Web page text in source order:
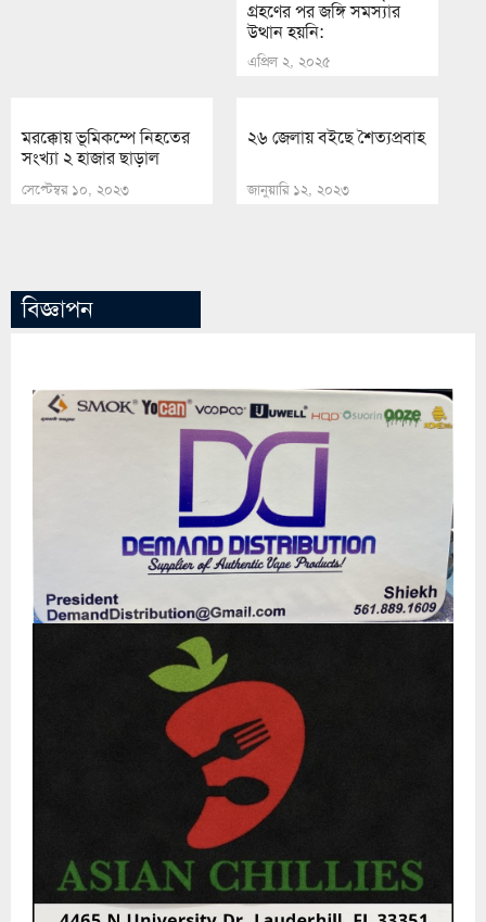
গ্রহণের পর জঙ্গি সমস্যার
উত্থান হয়নি:
এপ্রিল ২, ২০২৫
মরক্কোয় ভূমিকম্পে নিহতের
সংখ্যা ২ হাজার ছাড়াল
সেপ্টেম্বর ১০, ২০২৩
২৬ জেলায় বইছে শৈত্যপ্রবাহ
জানুয়ারি ১২, ২০২৩
বিজ্ঞাপন